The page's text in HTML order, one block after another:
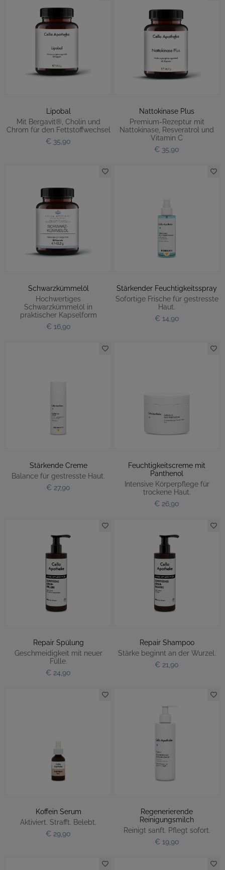
Lipobal
Mit Bergavit®, Cholin und
Chrom für den Fettstoffwechsel
€ 35,90
Nattokinase Plus
Premium-Rezeptur mit
Nattokinase, Resveratrol und
Vitamin C
€ 35,90
Schwarzkümmelöl
Hochwertiges
Schwarzkümmelöl in
praktischer Kapselform
€ 16,90
Stärkender Feuchtigkeitsspray
Sofortige Frische für gestresste
Haut.
€ 14,90
Stärkende Creme
Balance für gestresste Haut.
€ 27,90
Feuchtigkeitscreme mit
Panthenol
Intensive Körperpflege für
trockene Haut.
€ 26,90
Repair Spülung
Geschmeidigkeit mit neuer
Fülle.
€ 24,90
Repair Shampoo
Stärke beginnt an der Wurzel.
€ 21,90
Koffein Serum
Aktiviert. Strafft. Belebt.
€ 29,90
Regenerierende
Reinigungsmilch
Reinigt sanft. Pflegt sofort.
€ 19,90